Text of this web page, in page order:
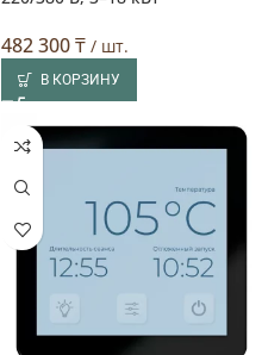
482 300₸ / шт.
В КОРЗИНУ